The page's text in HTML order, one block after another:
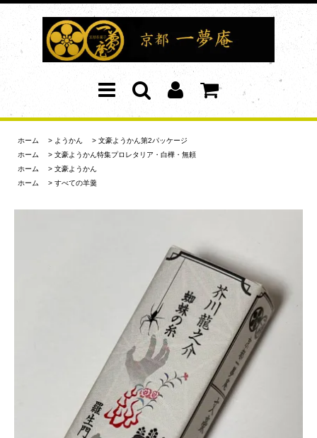
ホーム > ようかん > 文豪ようかん第2パッケージ
ホーム
> 文豪ようかん特集プロレタリア・白樺・無頼
ホーム
> 文豪ようかん
ホーム
> すべての羊羹